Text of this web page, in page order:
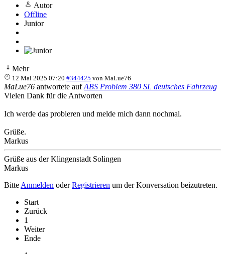
Autor
Offline
Junior
Mehr
12 Mai 2025 07:20 #344425 vonMaLue76
MaLue76 antwortete aufABS Problem 380 SL deutsches Fahrzeug
Vielen Dank für die Antworten
Ich werde das probieren und melde mich dann nochmal.
Grüße.
Markus
Grüße aus der Klingenstadt Solingen
Markus
Bitte Anmelden oderRegistrieren um der Konversation beizutreten.
Start
Zurück
1
Weiter
Ende